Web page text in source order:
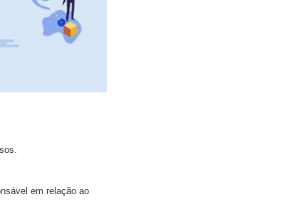
em relação ao